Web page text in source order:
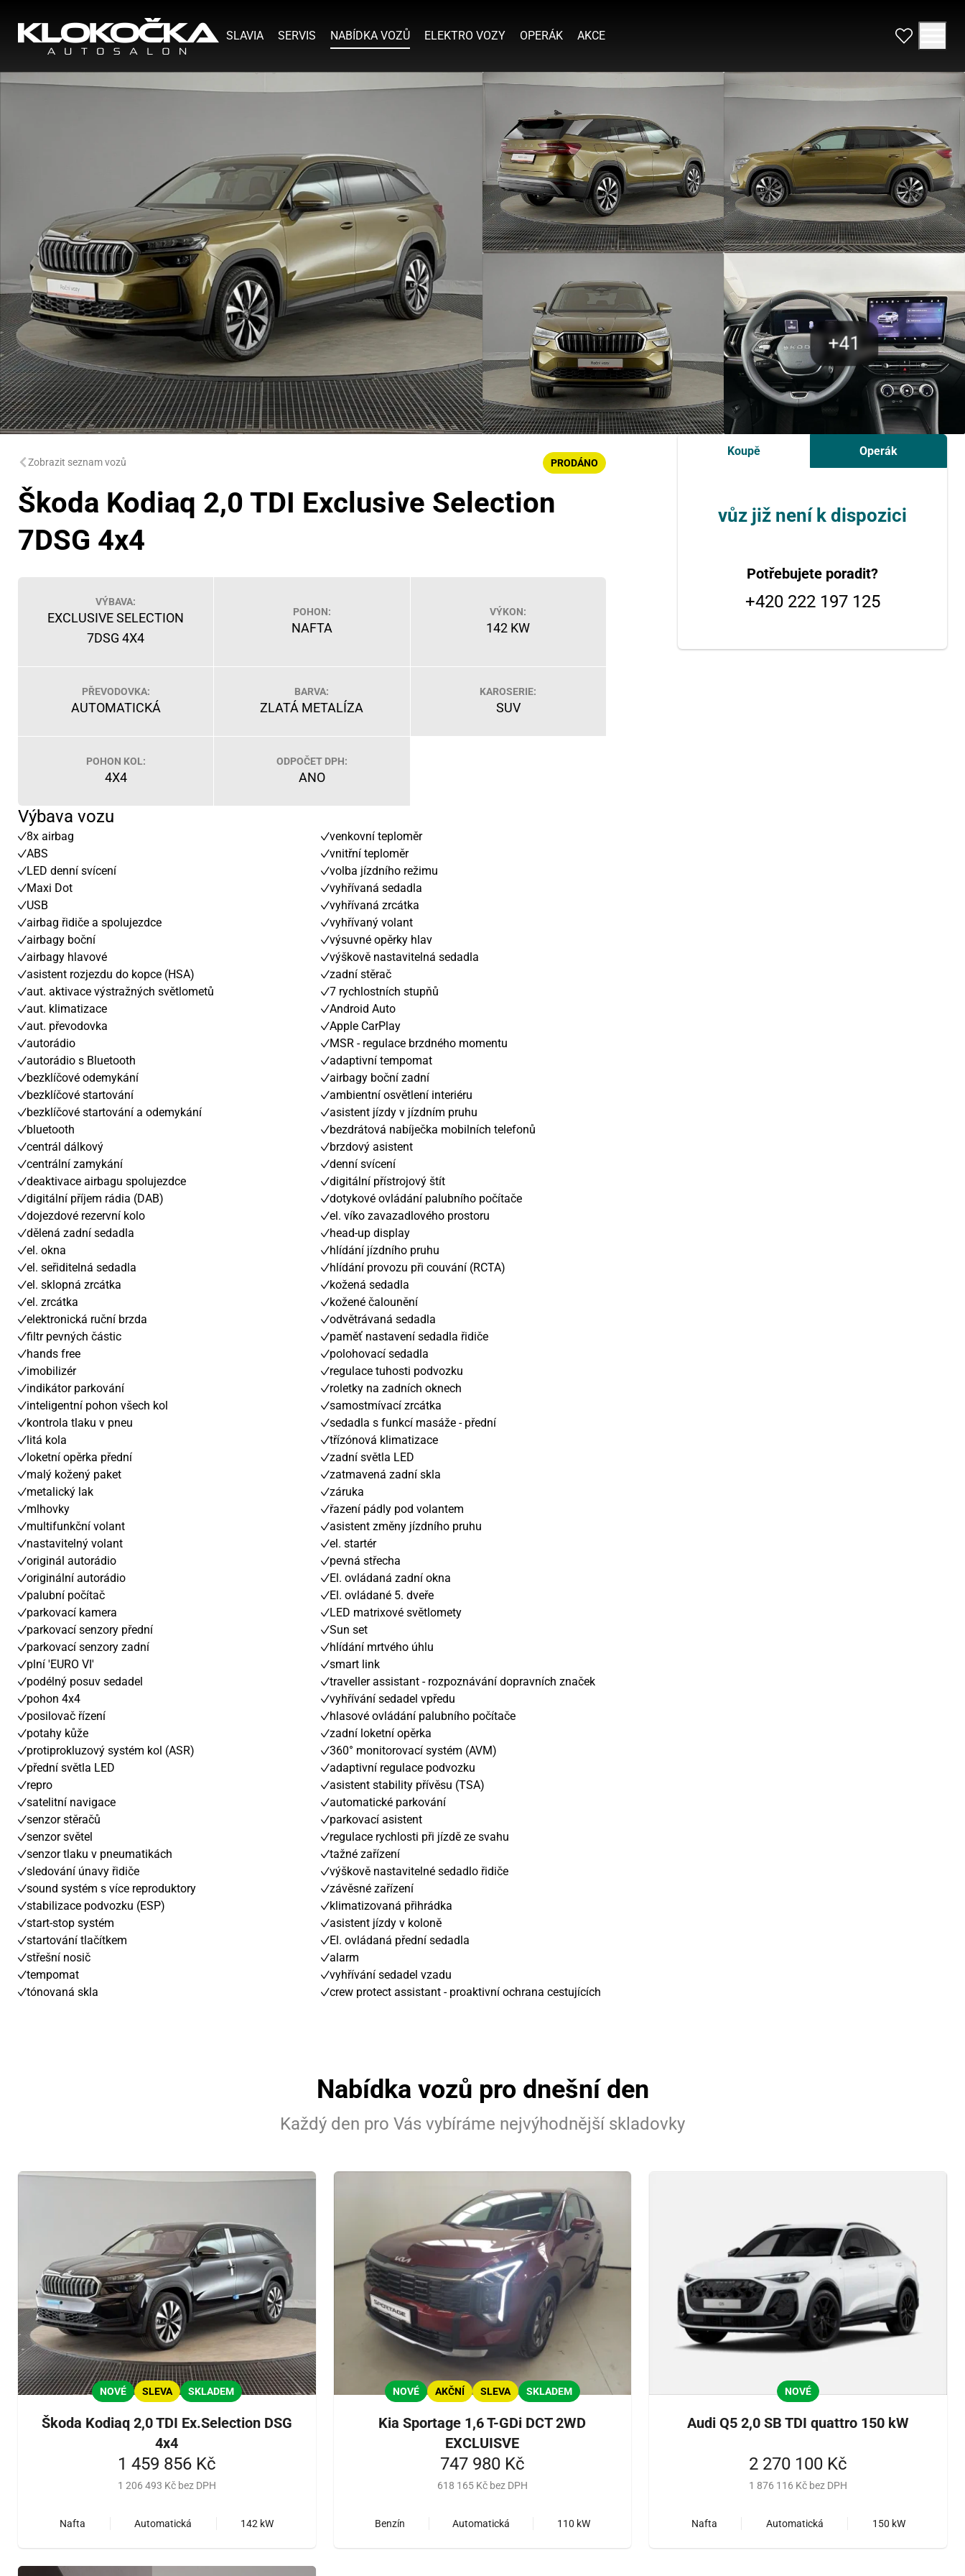
SLAVIA SERVIS NABÍDKA VOZŮ ELEKTRO VOZY OPERÁK AKCE
Zobrazit seznam vozů PRODÁNO
Škoda Kodiaq 2,0 TDI Exclusive Selection
7DSG 4x4
Koupě Operák
vůz již není k dispozici
Potřebujete poradit?
+420 222 197 125
VÝBAVA:
EXCLUSIVE SELECTION
7DSG 4X4
POHON:
NAFTA
VÝKON:
142 KW
PŘEVODOVKA:
AUTOMATICKÁ
BARVA:
ZLATÁ METALÍZA
KAROSERIE:
SUV
POHON KOL:
4X4
ODPOČET DPH:
ANO
Výbava vozu
8x airbag
ABS
LED denní svícení
Maxi Dot
USB
airbag řidiče a spolujezdce
airbagy boční
airbagy hlavové
asistent rozjezdu do kopce (HSA)
aut. aktivace výstražných světlometů
aut. klimatizace
aut. převodovka
autorádio
autorádio s Bluetooth
bezklíčové odemykání
bezklíčové startování
bezklíčové startování a odemykání
bluetooth
centrál dálkový
centrální zamykání
deaktivace airbagu spolujezdce
digitální příjem rádia (DAB)
dojezdové rezervní kolo
dělená zadní sedadla
el. okna
el. seřiditelná sedadla
el. sklopná zrcátka
el. zrcátka
elektronická ruční brzda
filtr pevných částic
hands free
imobilizér
indikátor parkování
inteligentní pohon všech kol
kontrola tlaku v pneu
litá kola
loketní opěrka přední
malý kožený paket
metalický lak
mlhovky
multifunkční volant
nastavitelný volant
originál autorádio
originální autorádio
palubní počítač
parkovací kamera
parkovací senzory přední
parkovací senzory zadní
plní 'EURO VI'
podélný posuv sedadel
pohon 4x4
posilovač řízení
potahy kůže
protiprokluzový systém kol (ASR)
přední světla LED
repro
satelitní navigace
senzor stěračů
senzor světel
senzor tlaku v pneumatikách
sledování únavy řidiče
sound systém s více reproduktory
stabilizace podvozku (ESP)
start-stop systém
startování tlačítkem
střešní nosič
tempomat
tónovaná skla
venkovní teploměr
vnitřní teploměr
volba jízdního režimu
vyhřívaná sedadla
vyhřívaná zrcátka
vyhřívaný volant
výsuvné opěrky hlav
výškově nastavitelná sedadla
zadní stěrač
7 rychlostních stupňů
Android Auto
Apple CarPlay
MSR - regulace brzdného momentu
adaptivní tempomat
airbagy boční zadní
ambientní osvětlení interiéru
asistent jízdy v jízdním pruhu
bezdrátová nabíječka mobilních telefonů
brzdový asistent
denní svícení
digitální přístrojový štít
dotykové ovládání palubního počítače
el. víko zavazadlového prostoru
head-up display
hlídání jízdního pruhu
hlídání provozu při couvání (RCTA)
kožená sedadla
kožené čalounění
odvětrávaná sedadla
paměť nastavení sedadla řidiče
polohovací sedadla
regulace tuhosti podvozku
roletky na zadních oknech
samostmívací zrcátka
sedadla s funkcí masáže - přední
třízónová klimatizace
zadní světla LED
zatmavená zadní skla
záruka
řazení pádly pod volantem
asistent změny jízdního pruhu
el. startér
pevná střecha
El. ovládaná zadní okna
El. ovládané 5. dveře
LED matrixové světlomety
Sun set
hlídání mrtvého úhlu
smart link
traveller assistant - rozpoznávání dopravních značek
vyhřívání sedadel vpředu
hlasové ovládání palubního počítače
zadní loketní opěrka
360° monitorovací systém (AVM)
adaptivní regulace podvozku
asistent stability přívěsu (TSA)
automatické parkování
parkovací asistent
regulace rychlosti při jízdě ze svahu
tažné zařízení
výškově nastavitelné sedadlo řidiče
závěsné zařízení
klimatizovaná přihrádka
asistent jízdy v koloně
El. ovládaná přední sedadla
alarm
vyhřívání sedadel vzadu
crew protect assistant - proaktivní ochrana cestujících
Nabídka vozů pro dnešní den
Každý den pro Vás vybíráme nejvýhodnější skladovky
NOVÉ SLEVA SKLADEM
Škoda Kodiaq 2,0 TDI Ex.Selection DSG
4x4
1 459 856 Kč
1 206 493 Kč bez DPH
Nafta Automatická 142 kW
NOVÉ AKČNÍ SLEVA SKLADEM
Kia Sportage 1,6 T-GDi DCT 2WD
EXCLUISVE
747 980 Kč
618 165 Kč bez DPH
Benzín Automatická 110 kW
NOVÉ
Audi Q5 2,0 SB TDI quattro 150 kW
2 270 100 Kč
1 876 116 Kč bez DPH
Nafta Automatická 150 kW